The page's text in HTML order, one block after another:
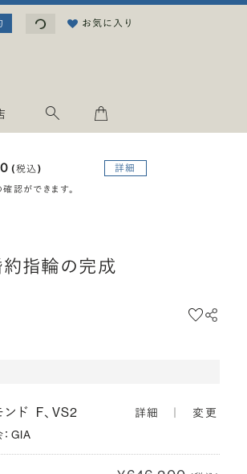
読み込み中...お気に入り
(税込) 詳細
認ができます。
約指輪の完成
ド F、VS2
GIA
詳細 変更